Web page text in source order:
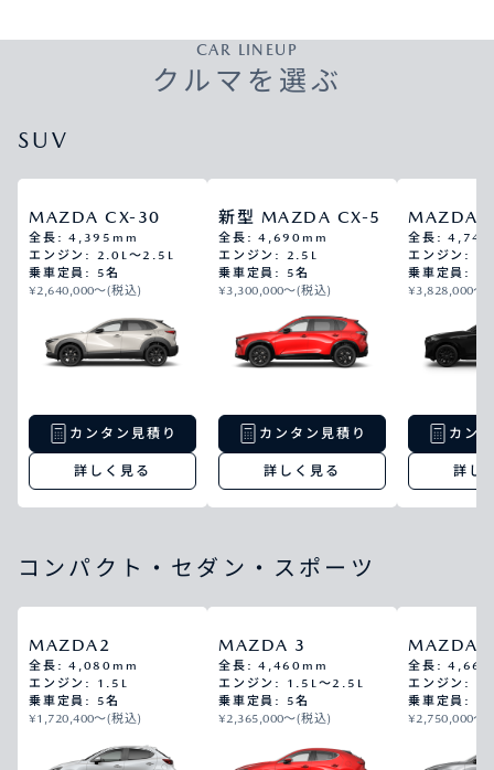
CAR LINEUP
クルマを選ぶ
SUV
MAZDA CX-30
全長: 4,395mm
エンジン: 2.0L～2.5L
乗車定員: 5名
¥2,640,000〜(税込)
カンタン見積り
詳しく見る
新型 MAZDA CX-5
全長: 4,690mm
エンジン: 2.5L
乗車定員: 5名
¥3,300,000〜(税込)
カンタン見積り
詳しく見る
MAZDA
全長:
エンジン:
乗車定員: 5
¥3,828,000〜(
カン
詳し
コンパクト・セダン・スポーツ
MAZDA2
全長: 4,080mm
エンジン: 1.5L
乗車定員: 5名
¥1,720,400〜(税込)
MAZDA 3
全長: 4,460mm
エンジン: 1.5L～2.5L
乗車定員: 5名
¥2,365,000〜(税込)
MAZDA
全長:
エンジン:
乗車定員: 5
¥2,750,000〜(